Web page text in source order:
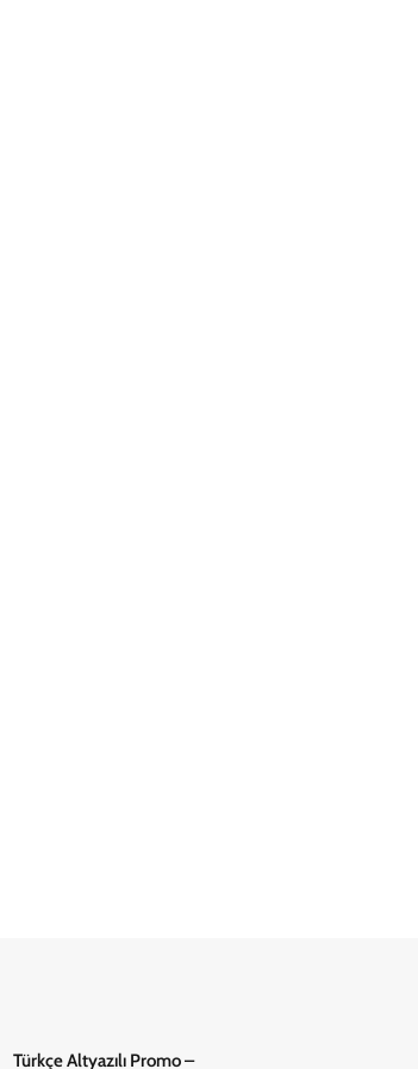
Türkçe Altyazılı Promo –